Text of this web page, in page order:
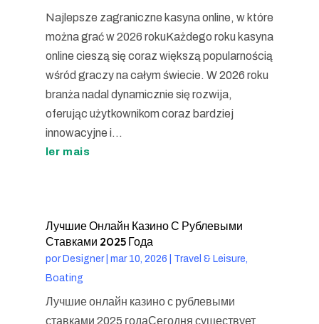
Najlepsze zagraniczne kasyna online, w które
można grać w 2026 rokuKażdego roku kasyna
online cieszą się coraz większą popularnością
wśród graczy na całym świecie. W 2026 roku
branża nadal dynamicznie się rozwija,
oferując użytkownikom coraz bardziej
innowacyjne i...
ler mais
Лучшие Онлайн Казино С Рублевыми
Ставками 2025 Года
por Designer| mar 10, 2026
Travel & Leisure,
Boating
Лучшие онлайн казино с рублевыми
ставками 2025 годаСегодня существует